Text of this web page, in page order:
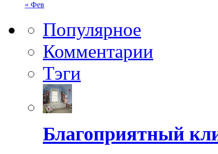
« Фев
Популярное
Комментарии
Тэги
Благоприятный